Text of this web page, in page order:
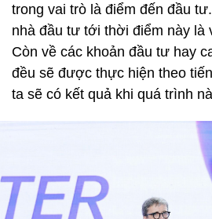
trong vai trò là điểm đến đầu
nhà đầu tư tới thời điểm này là
Còn về các khoản đầu tư hay
đều sẽ được thực hiện theo
ta sẽ có kết quả khi quá trình